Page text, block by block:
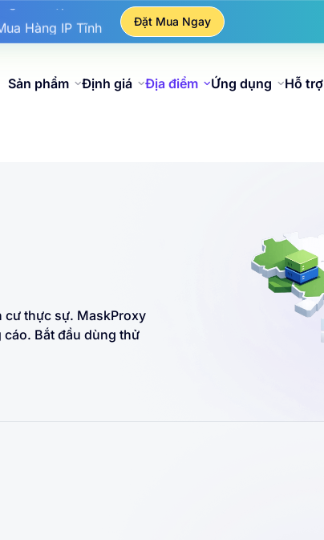
Khi Nạp Tiền
Hàng IP Tĩnh
IP Luân Phiên
Đặt Mua Ngay
Sản phẩm Định giá Địa điểm Ứng dụng Hỗ trợ
cư thực sự. MaskProxy
cáo. Bắt đầu dùng thử